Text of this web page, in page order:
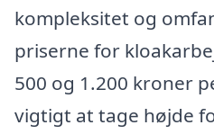
kompleksitet og
priserne for
500 og 1.200 kroner
vigtigt at tage højde